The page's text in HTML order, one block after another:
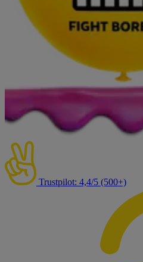
Trustpilot: 4,4/5 (500+)